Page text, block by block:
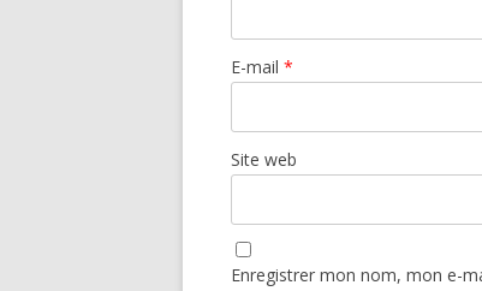
E-mail *
Site web
Enregistrer mon nom, mon e-